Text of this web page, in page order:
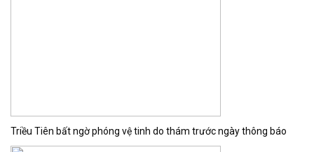
Triều Tiên bất ngờ phóng vệ tinh do thám trước ngày thông báo